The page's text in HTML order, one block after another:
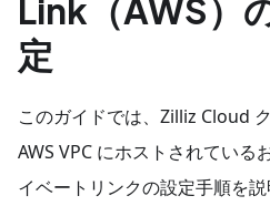
Link（AWS）
定
このガイドでは、Zilliz Cloud
AWS VPC にホストされている
イベートリンクの設定手順を説